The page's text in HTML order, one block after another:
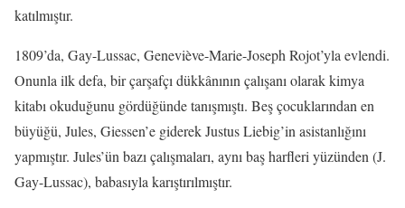
katılmıştır.
1809’da, Gay-Lussac, Geneviève-Marie-Joseph Rojot’yla evlendi.
Onunla ilk defa, bir çarşafçı dükkânının çalışanı olarak kimya
kitabı okuduğunu gördüğünde tanışmıştı. Beş çocuklarından en
büyüğü, Jules, Giessen’e giderek Justus Liebig’in asistanlığını
yapmıştır. Jules’ün bazı çalışmaları, aynı baş harfleri yüzünden (J.
Gay-Lussac), babasıyla karıştırılmıştır.